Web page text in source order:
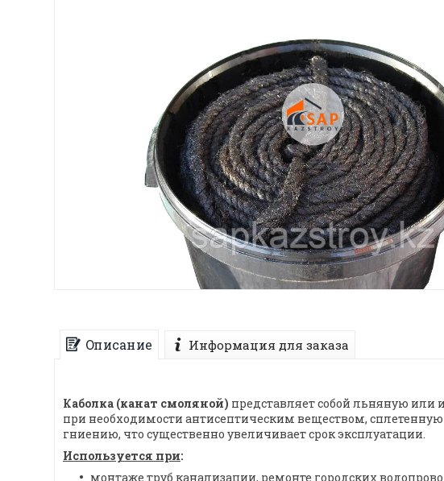
Описание Информация для заказа
Каболка (канат смоляной) представляет собой льняную или
при необходимости антисептическим веществом,
гниению, что существенно увеличивает срок эксплуатации.
Используется при:
монтаже труб канализации, ремонте городских